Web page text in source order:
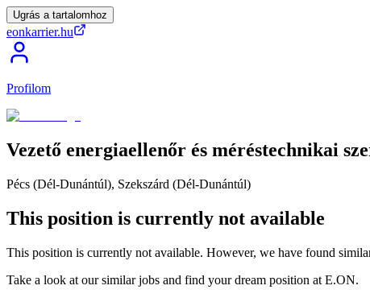
Ugrás a tartalomhoz
eonkarrier.hu
Profilom
Vezető energiaellenőr és méréstechnikai
Pécs (Dél-Dunántúl), Szekszárd (Dél-Dunántúl)
This position is currently not available
This position is currently not available. However, we have found
Take a look at our similar jobs and find your dream position at E.ON.